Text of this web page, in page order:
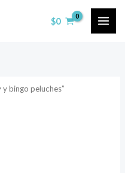
$0
bingo peluches”